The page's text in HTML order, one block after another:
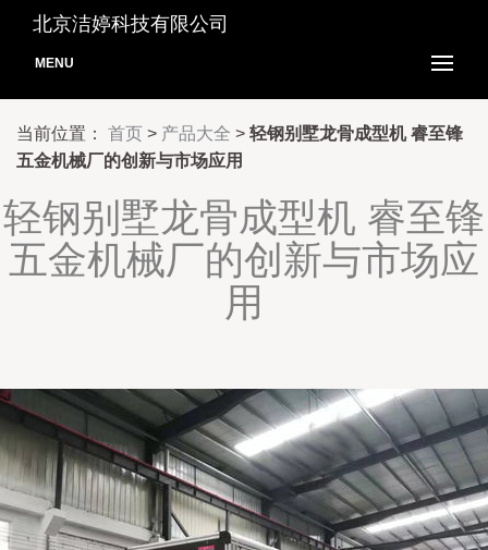
北京洁婷科技有限公司
MENU
当前位置： 首页 > 产品大全 > 轻钢别墅龙骨成型机 睿至锋
五金机械厂的创新与市场应用
轻钢别墅龙骨成型机 睿至锋
五金机械厂的创新与市场应
用